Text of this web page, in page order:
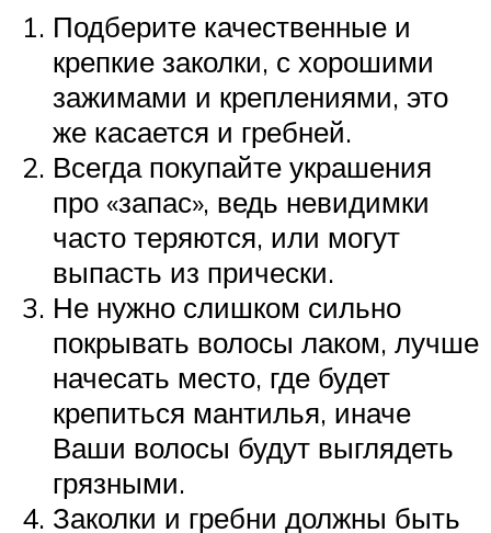
Подберите качественные и
крепкие заколки, с хорошими
зажимами и креплениями, это
же касается и гребней.
Всегда покупайте украшения
про «запас», ведь невидимки
часто теряются, или могут
выпасть из прически.
Не нужно слишком сильно
покрывать волосы лаком, лучше
начесать место, где будет
крепиться мантилья, иначе
Ваши волосы будут выглядеть
грязными.
Заколки и гребни должны быть